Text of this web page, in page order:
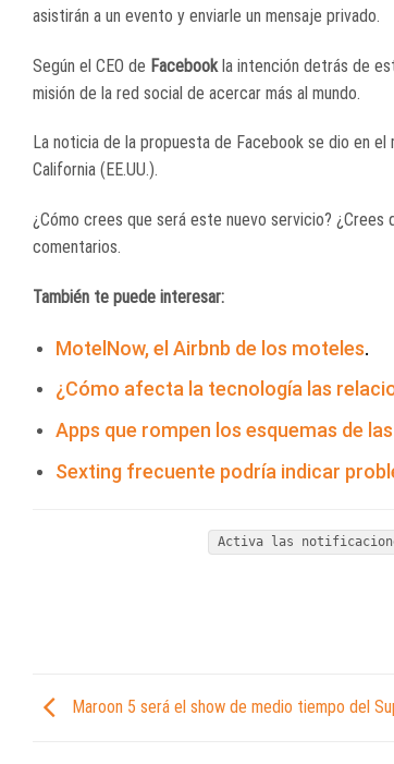
asistirán a un evento y enviarle un mensaje privado.
Según el CEO de Facebook la intención detrás de
misión de la red social de acercar más al mundo.
La noticia de la propuesta de Facebook se dio en
California (EE.UU.).
¿Cómo crees que será este nuevo servicio?
comentarios.
También te puede interesar:
MotelNow, el Airbnb de los moteles.
¿Cómo afecta la tecnología las
Apps que rompen los esquemas de
Sexting frecuente podría indicar
Activa las
Maroon 5 será el show de medio tiempo del